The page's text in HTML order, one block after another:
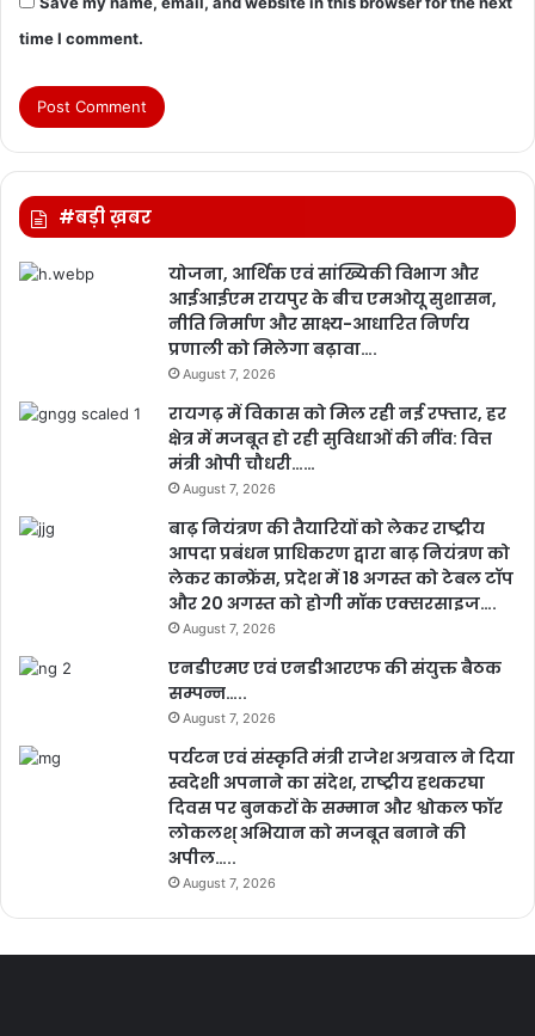
time I comment.
#बड़ी ख़बर
योजना, आर्थिक एवं सांख्यिकी विभाग और
आईआईएम रायपुर के बीच एमओयू सुशासन,
नीति निर्माण और साक्ष्य-आधारित निर्णय
प्रणाली को मिलेगा बढ़ावा….
August 7, 2026
रायगढ़ में विकास को मिल रही नई रफ्तार, हर
क्षेत्र में मजबूत हो रही सुविधाओं की नींव: वित्त
मंत्री ओपी चौधरी……
August 7, 2026
बाढ़ नियंत्रण की तैयारियों को लेकर राष्ट्रीय
आपदा प्रबंधन प्राधिकरण द्वारा बाढ़ नियंत्रण को
लेकर कान्फ्रेंस, प्रदेश में 18 अगस्त को टेबल टॉप
और 20 अगस्त को होगी मॉक एक्सरसाइज….
August 7, 2026
एनडीएमए एवं एनडीआरएफ की संयुक्त बैठक
सम्पन्न…..
August 7, 2026
पर्यटन एवं संस्कृति मंत्री राजेश अग्रवाल ने दिया
स्वदेशी अपनाने का संदेश, राष्ट्रीय हथकरघा
दिवस पर बुनकरों के सम्मान और श्वोकल फॉर
लोकलश् अभियान को मजबूत बनाने की
अपील…..
August 7, 2026